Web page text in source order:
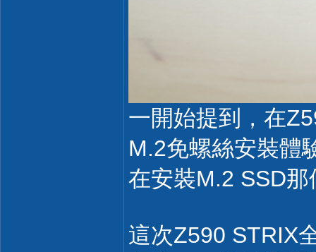
一開始提到，在
M.2免螺絲安裝體
在安裝M.2 SSD
這次Z590 STRIX